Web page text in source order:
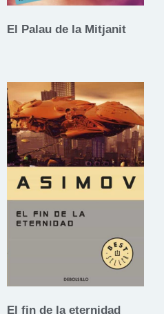
El Palau de la Mitjanit
El fin de la eternidad